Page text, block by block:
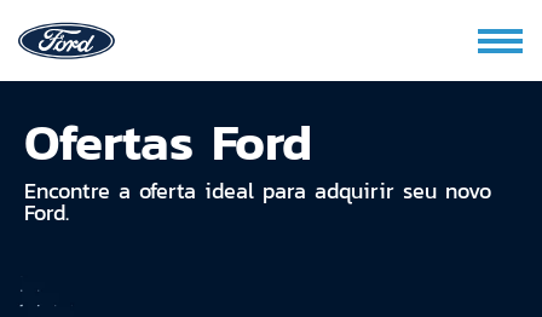
Ofertas Ford
Encontre a oferta ideal para adquirir seu novo
Ford.